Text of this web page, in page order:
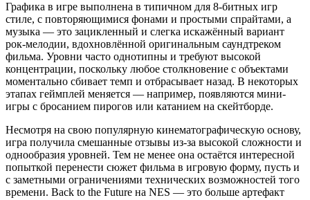
Графика в игре выполнена в типичном для 8-битных игр
стиле, с повторяющимися фонами и простыми спрайтами, а
музыка — это зацикленный и слегка искажённый вариант
рок-мелодии, вдохновлённой оригинальным саундтреком
фильма. Уровни часто однотипны и требуют высокой
концентрации, поскольку любое столкновение с объектами
моментально сбивает темп и отбрасывает назад. В некоторых
этапах геймплей меняется — например, появляются мини-
игры с бросанием пирогов или катанием на скейтборде.
Несмотря на свою популярную кинематографическую основу,
игра получила смешанные отзывы из-за высокой сложности и
однообразия уровней. Тем не менее она остаётся интересной
попыткой перенести сюжет фильма в игровую форму, пусть и
с заметными ограничениями технических возможностей того
времени. Back to the Future на NES — это больше артефакт